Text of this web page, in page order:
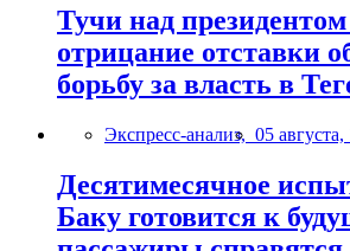
Тучи над
отрицание отставки
борьбу за власть в
Экспресс-анализ, 05
Десятимесячное
Баку готовится к